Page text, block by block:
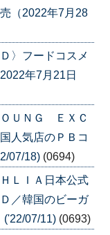
（2022年7月28
〉フードコスメ
年7月21日
ＵＮＧ ＥＸＣ
人気店のＰＢコ
07/18) (0694)
ＬＩＡ日本公式
／韓国のビーガ
('22/07/11) (0693)